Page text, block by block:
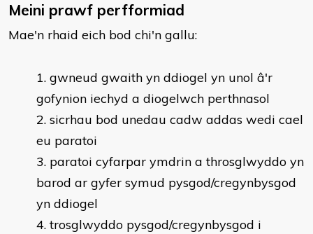
Meini prawf perfformiad
Mae'n rhaid eich bod chi'n gallu:
gwneud gwaith yn ddiogel yn unol â'r
gofynion iechyd a diogelwch perthnasol
sicrhau bod unedau cadw addas wedi cael
eu paratoi
paratoi cyfarpar ymdrin a throsglwyddo yn
barod ar gyfer symud pysgod/cregynbysgod
yn ddiogel
trosglwyddo pysgod/cregynbysgod i